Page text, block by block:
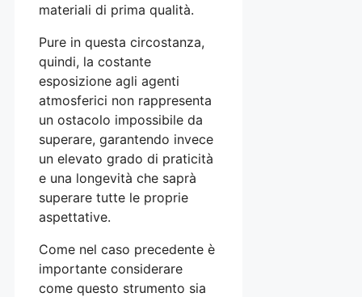
materiali di prima qualità.
Pure in questa circostanza,
quindi, la costante
esposizione agli agenti
atmosferici non rappresenta
un ostacolo impossibile da
superare, garantendo invece
un elevato grado di praticità
e una longevità che saprà
superare tutte le proprie
aspettative.
Come nel caso precedente è
importante considerare
come questo strumento sia